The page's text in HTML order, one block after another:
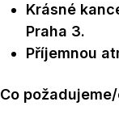
Krásné
Praha 3.
Příjemnou
Co